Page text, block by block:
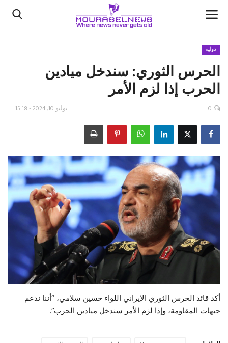
الأخبار
كتّابنا
اقتصاد
علوم وتكنولوجيا
رياضة
فيديو
حياة
دولية
الحرس الثوري: سندخل ميادين
الحرب إذا لزم الأمر
يوليو 10, 2024 - 15:18 0
أكد قائد الحرس الثوري الإيراني اللواء حسين سلامي، “أننا ندعم
جبهات المقاومة، وإذا لزم الأمر سندخل ميادين الحرب”.